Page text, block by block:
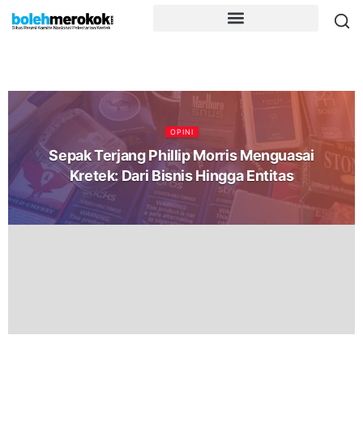
OPINI
Sepak Terjang Phillip Morris Menguasai
Kretek: Dari Bisnis Hingga Entitas